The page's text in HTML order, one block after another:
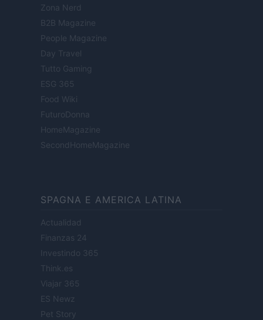
Zona Nerd
B2B Magazine
People Magazine
Day Travel
Tutto Gaming
ESG 365
Food Wiki
FuturoDonna
HomeMagazine
SecondHomeMagazine
SPAGNA E AMERICA LATINA
Actualidad
Finanzas 24
Investindo 365
Think.es
Viajar 365
ES Newz
Pet Story